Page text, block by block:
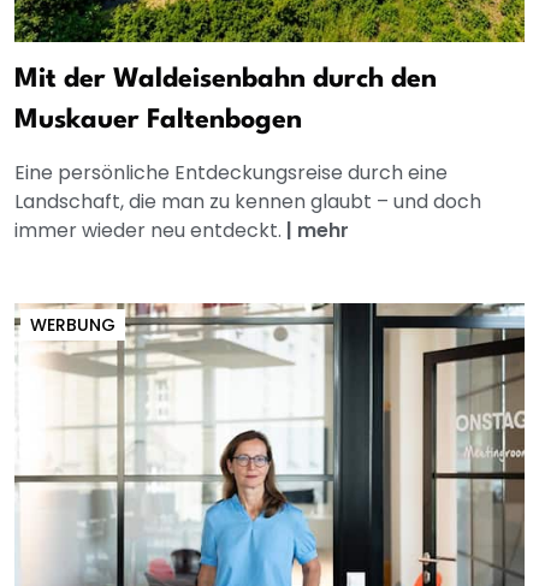
Mit der Waldeisenbahn durch den
Muskauer Faltenbogen
Eine persönliche Entdeckungsreise durch eine
Landschaft, die man zu kennen glaubt – und doch
immer wieder neu entdeckt. | mehr
WERBUNG